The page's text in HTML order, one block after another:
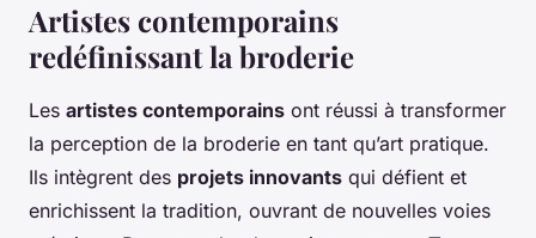
Artistes contemporains
redéfinissant la broderie
Les artistes contemporains ont réussi à transformer
la perception de la broderie en tant qu’art pratique.
Ils intègrent des projets innovants qui défient et
enrichissent la tradition, ouvrant de nouvelles voies